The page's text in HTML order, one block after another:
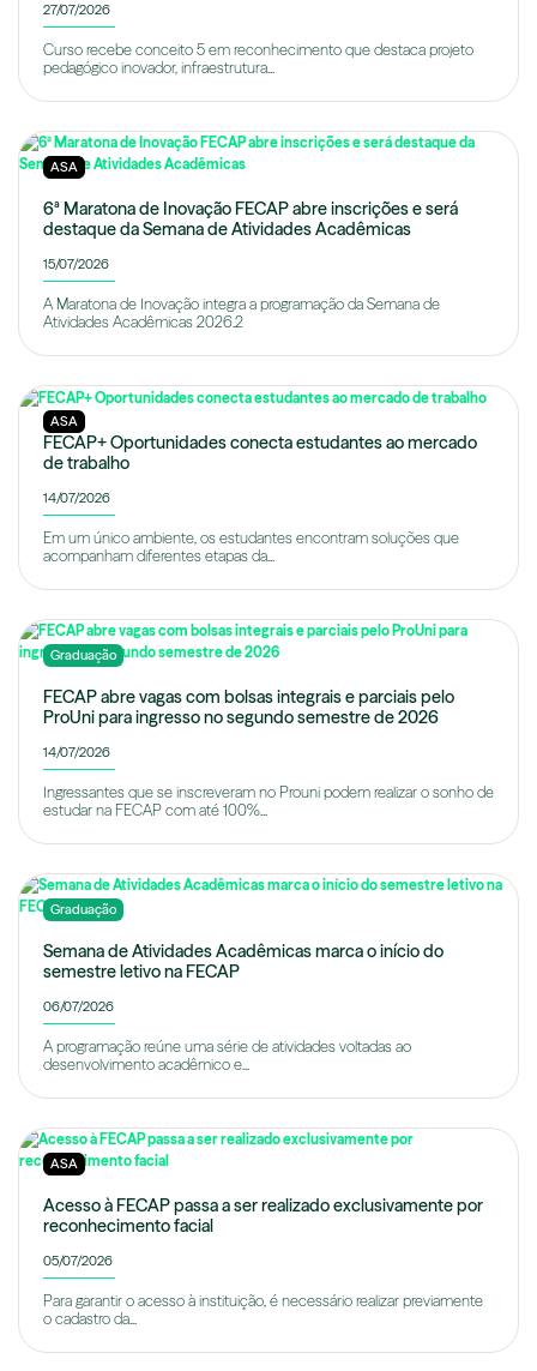
27/07/2026
Curso recebe conceito 5 em reconhecimento que destaca projeto
pedagógico inovador, infraestrutura...
ASA
6ª Maratona de Inovação FECAP abre inscrições e será
destaque da Semana de Atividades Acadêmicas
15/07/2026
A Maratona de Inovação integra a programação da Semana de
Atividades Acadêmicas 2026.2
ASA
FECAP+ Oportunidades conecta estudantes ao mercado
de trabalho
14/07/2026
Em um único ambiente, os estudantes encontram soluções que
acompanham diferentes etapas da...
Graduação
FECAP abre vagas com bolsas integrais e parciais pelo
ProUni para ingresso no segundo semestre de 2026
14/07/2026
Ingressantes que se inscreveram no Prouni podem realizar o sonho de
estudar na FECAP com até 100%...
Graduação
Semana de Atividades Acadêmicas marca o início do
semestre letivo na FECAP
06/07/2026
A programação reúne uma série de atividades voltadas ao
desenvolvimento acadêmico e...
ASA
Acesso à FECAP passa a ser realizado exclusivamente por
reconhecimento facial
05/07/2026
Para garantir o acesso à instituição, é necessário realizar previamente
o cadastro da...